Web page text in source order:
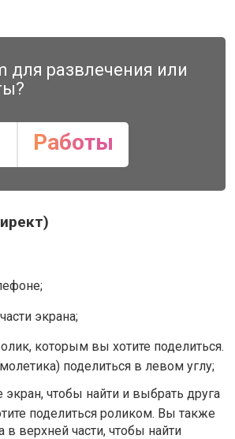
для развлечения или
Работы
экрана;
которым вы хотите поделиться.
поделиться в левом углу;
чтобы найти и выбрать друга
поделиться роликом. Вы также
в верхней части, чтобы найти